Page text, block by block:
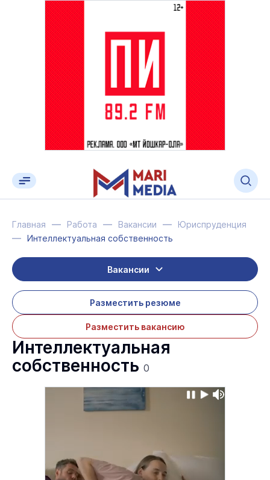
Главная Работа Вакансии
Юриспруденция
Интеллектуальная собственность
Разместить резюме
Разместить вакансию
Вакансии
Интеллектуальная
собственность 0